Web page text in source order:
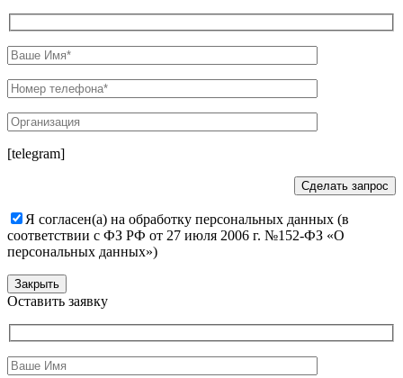
[telegram]
Я согласен(а) на обработку персональных данных (в
соответствии с ФЗ РФ от 27 июля 2006 г. №152-ФЗ «О
персональных данных»)
Закрыть
Оставить заявку